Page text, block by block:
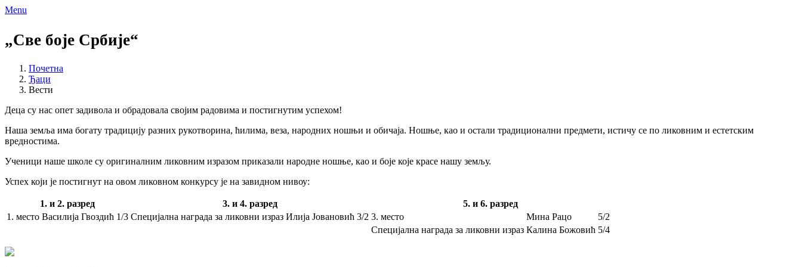
Menu
„Све боје Србије“
Почетна
Ђаци
Вести
Деца су нас опет задивола и обрадовала својим радовима и постигнутим успехом!
Наша земља има богату традицију разних рукотворина, ћилима, веза, народних ношњи и обичаја. Ношње, као и остали традиционални предмети, истичу се по ликовним и естетским
вредностима.
Ученици наше школе су оригиналним ликовним изразом приказали народне ношње, као и боје које красе нашу земљу.
Успех који је постигнут на овом ликовном конкурсу је на завидном нивоу:
1. и 2. разред 3. и 4. разред
5. и 6. разред
1. место Василија Гвоздић 1/3 Специјална награда за ликовни израз Илија Јовановић 3/2 3. место Мина Рацо
5/2
Специјална награда за ликовни израз Калина Божовић 5/4